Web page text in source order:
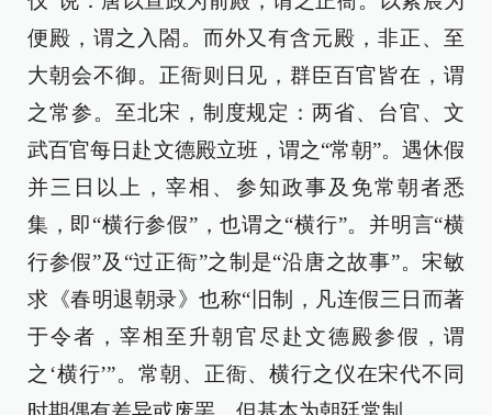
便殿，谓之入閤。而外又有含元殿，非正、至
大朝会不御。正衙则日见，群臣百官皆在，谓
之常参。至北宋，制度规定：两省、台官、文
武百官每日赴文德殿立班，谓之“常朝”。遇休假
并三日以上，宰相、参知政事及免常朝者悉
集，即“横行参假”，也谓之“横行”。并明言“横
行参假”及“过正衙”之制是“沿唐之故事”。宋敏
求《春明退朝录》也称“旧制，凡连假三日而著
于令者，宰相至升朝官尽赴文德殿参假，谓
之‘横行’”。常朝、正衙、横行之仪在宋代不同